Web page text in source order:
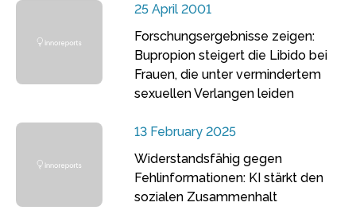
25 April 2001
Forschungsergebnisse zeigen:
Bupropion steigert die Libido bei
Frauen, die unter vermindertem
sexuellen Verlangen leiden
13 February 2025
Widerstandsfähig gegen
Fehlinformationen: KI stärkt den
sozialen Zusammenhalt